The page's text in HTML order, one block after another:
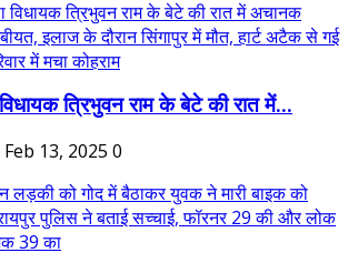
त्रिभुवन राम के बेटे की रात में...
Feb 13, 2025 0